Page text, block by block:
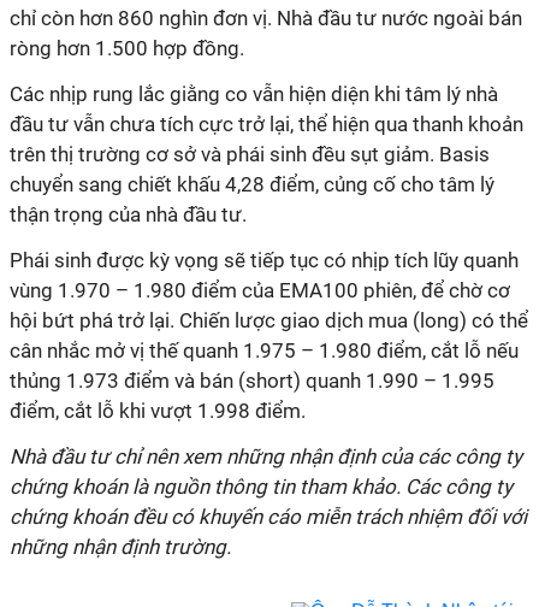
chỉ còn hơn 860 nghìn đơn vị. Nhà đầu tư nước ngoài bán
ròng hơn 1.500 hợp đồng.
Các nhịp rung lắc giằng co vẫn hiện diện khi tâm lý nhà
đầu tư vẫn chưa tích cực trở lại, thể hiện qua thanh khoản
trên thị trường cơ sở và phái sinh đều sụt giảm. Basis
chuyển sang chiết khấu 4,28 điểm, củng cố cho tâm lý
thận trọng của nhà đầu tư.
Phái sinh được kỳ vọng sẽ tiếp tục có nhịp tích lũy quanh
vùng 1.970 – 1.980 điểm của EMA100 phiên, để chờ cơ
hội bứt phá trở lại. Chiến lược giao dịch mua (long) có thể
cân nhắc mở vị thế quanh 1.975 – 1.980 điểm, cắt lỗ nếu
thủng 1.973 điểm và bán (short) quanh 1.990 – 1.995
điểm, cắt lỗ khi vượt 1.998 điểm.
Nhà đầu tư chỉ nên xem những nhận định của các công ty
chứng khoán là nguồn thông tin tham khảo. Các công ty
chứng khoán đều có khuyến cáo miễn trách nhiệm đối với
những nhận định trường.